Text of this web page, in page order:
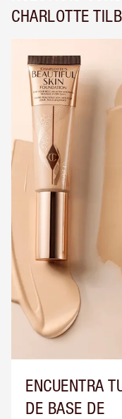
CHARLOTTE
ENCUENTRA
DE BASE DE